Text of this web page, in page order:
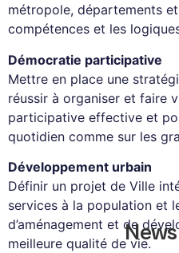
métropole, départements
compétences et les
Démocratie participative
Mettre en place une
réussir à organiser et faire
participative effective et
quotidien comme sur les
Développement urbain
Définir un projet de Ville
services à la population et
d’aménagement et de
meilleure qualité de vie.